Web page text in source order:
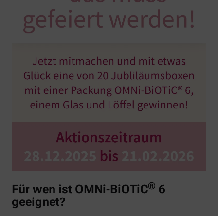
Für wen ist OMNi-BiOTiC® 6
geeignet?